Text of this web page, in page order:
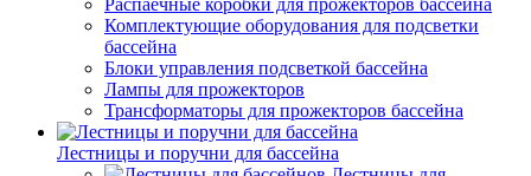
Распаечные коробки для прожекторов бассейна
Комплектующие оборудования для подсветки
бассейна
Блоки управления подсветкой бассейна
Лампы для прожекторов
Трансформаторы для прожекторов бассейна
Лестницы и поручни для бассейна